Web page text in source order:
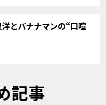
とバナナマンの“口喧
記事